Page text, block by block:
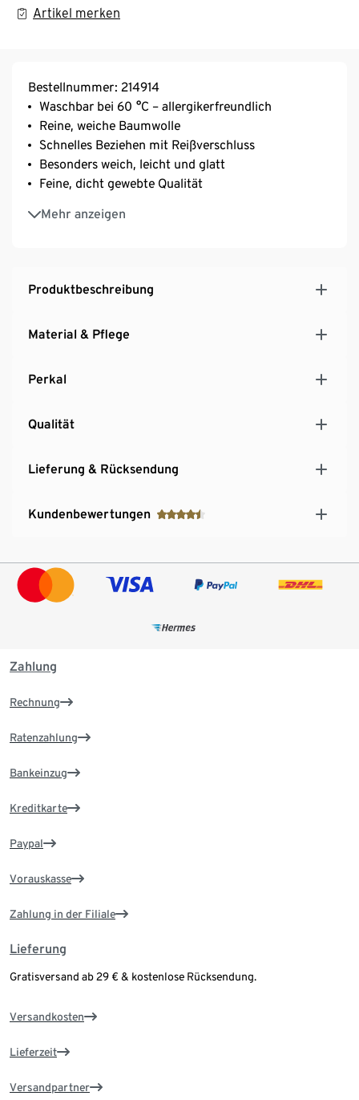
Artikel merken
Bestellnummer: 214914
Waschbar bei 60 °C – allergikerfreundlich
Reine, weiche Baumwolle
Schnelles Beziehen mit Reißverschluss
Besonders weich, leicht und glatt
Feine, dicht gewebte Qualität
Mehr anzeigen
Temperaturausgleichend
Produktbeschreibung
Material & Pflege
Perkal
Qualität
Lieferung & Rücksendung
Kundenbewertungen
Zahlung
Rechnung
Ratenzahlung
Bankeinzug
Kreditkarte
Paypal
Vorauskasse
Zahlung in der Filiale
Lieferung
Gratisversand ab 29 € & kostenlose Rücksendung.
Versandkosten
Lieferzeit
Versandpartner